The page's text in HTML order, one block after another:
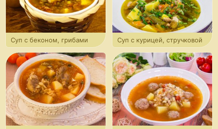
Суп с беконом, грибами
и машем
Суп с курицей, стручковой
фасолью и грибами